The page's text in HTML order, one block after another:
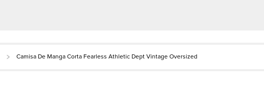
Camisa De Manga Corta Fearless Athletic Dept Vintage Oversized